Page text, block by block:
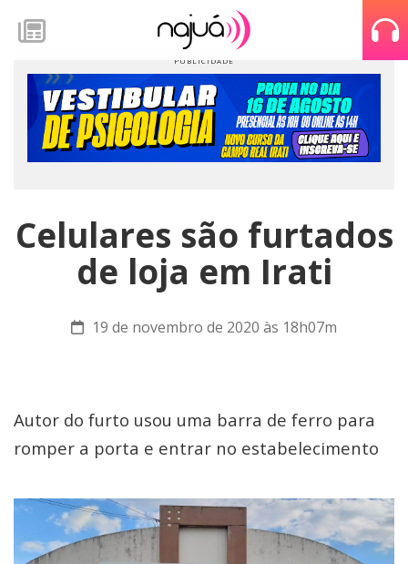
Celulares são furtados
de loja em Irati
19 de novembro de 2020 às 18h07m
Autor do furto usou uma barra de ferro para
romper a porta e entrar no estabelecimento